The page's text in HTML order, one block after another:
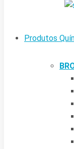
Produtos